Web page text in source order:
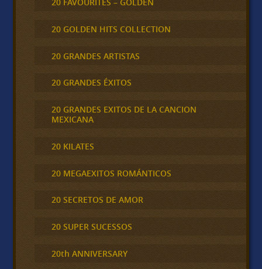
20 GOLDEN HITS COLLECTION
20 GRANDES ARTISTAS
20 GRANDES ÉXITOS
20 GRANDES EXITOS DE LA CANCION
MEXICANA
20 KILATES
20 MEGAEXITOS ROMÁNTICOS
20 SECRETOS DE AMOR
20 SUPER SUCESSOS
20th ANNIVERSARY